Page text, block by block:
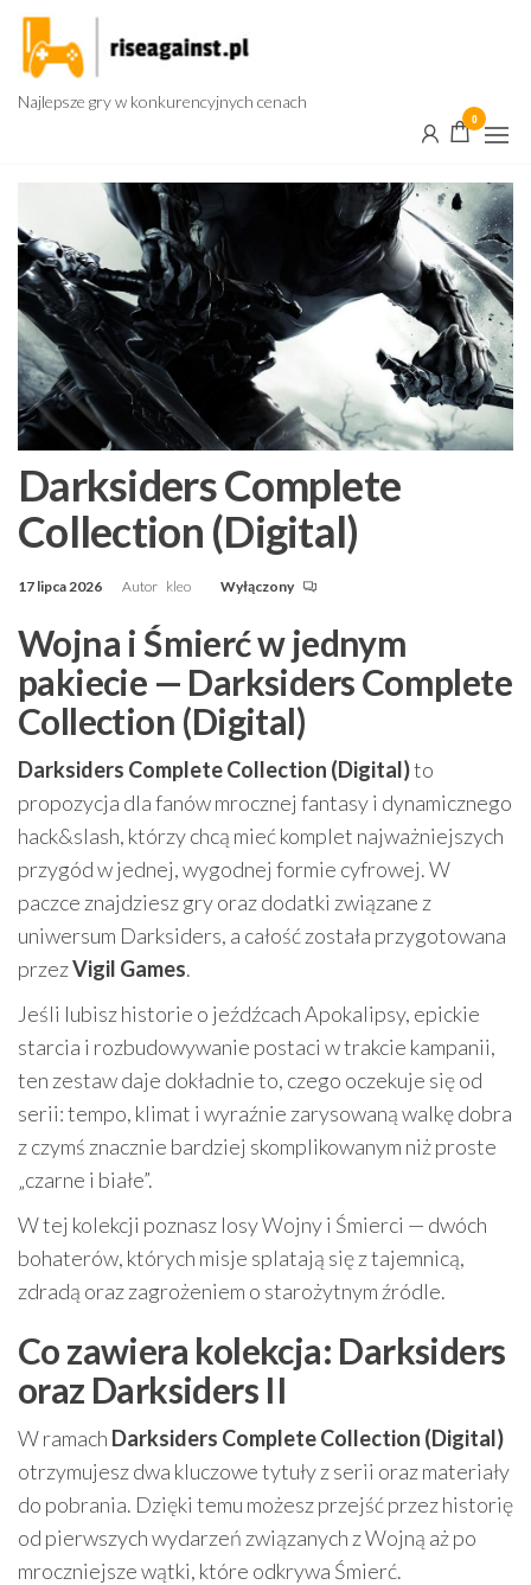
Przejdź
treści
Najlepsze gry w konkurencyjnych cenach
0
Darksiders Complete
Collection (Digital)
17 lipca 2026 Autor kleo Wyłączony
Wojna i Śmierć w jednym
pakiecie — Darksiders Complete
Collection (Digital)
Darksiders Complete Collection (Digital)to
propozycja dla fanów mrocznej fantasy i dynamicznego
hack&slash, którzy chcą mieć komplet najważniejszych
przygód w jednej, wygodnej formie cyfrowej. W
paczce znajdziesz gry oraz dodatki związane z
uniwersum Darksiders, a całość została przygotowana
przezVigil Games.
Jeśli lubisz historie o jeźdźcach Apokalipsy, epickie
starcia i rozbudowywanie postaci w trakcie kampanii,
ten zestaw daje dokładnie to, czego oczekuje się od
serii: tempo, klimat i wyraźnie zarysowaną walkę dobra
z czymś znacznie bardziej skomplikowanym niż proste
„czarne i białe”.
W tej kolekcji poznasz losy Wojny i Śmierci — dwóch
bohaterów, których misje splatają się z tajemnicą,
zdradą oraz zagrożeniem o starożytnym źródle.
Co zawiera kolekcja: Darksiders
oraz Darksiders II
W ramach Darksiders Complete Collection (Digital)
otrzymujesz dwa kluczowe tytuły z serii oraz materiały
do pobrania. Dzięki temu możesz przejść przez historię
od pierwszych wydarzeń związanych z Wojną aż po
mroczniejsze wątki, które odkrywa Śmierć.